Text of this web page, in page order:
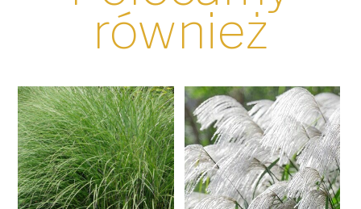
również